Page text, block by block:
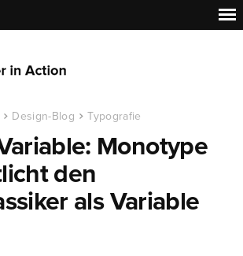
Design-Blog Typografie
Monotype
den
als Variable